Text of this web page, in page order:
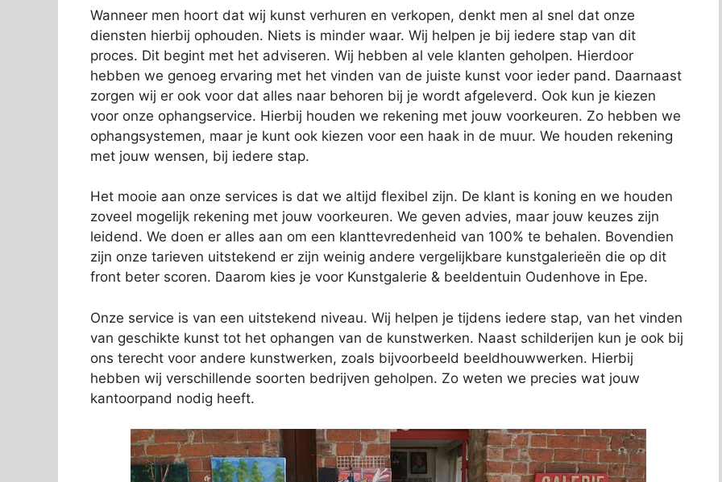
Wanneer men hoort dat wij kunst verhuren en verkopen, denkt men al snel dat onze
diensten hierbij ophouden. Niets is minder waar. Wij helpen je bij iedere stap van dit
proces. Dit begint met het adviseren. Wij hebben al vele klanten geholpen. Hierdoor
hebben we genoeg ervaring met het vinden van de juiste kunst voor ieder pand. Daarnaast
zorgen wij er ook voor dat alles naar behoren bij je wordt afgeleverd. Ook kun je kiezen
voor onze ophangservice. Hierbij houden we rekening met jouw voorkeuren. Zo hebben we
ophangsystemen, maar je kunt ook kiezen voor een haak in de muur. We houden rekening
met jouw wensen, bij iedere stap.
Het mooie aan onze services is dat we altijd flexibel zijn. De klant is koning en we houden
zoveel mogelijk rekening met jouw voorkeuren. We geven advies, maar jouw keuzes zijn
leidend. We doen er alles aan om een klanttevredenheid van 100% te behalen. Bovendien
zijn onze tarieven uitstekend er zijn weinig andere vergelijkbare kunstgalerieën die op dit
front beter scoren. Daarom kies je voor Kunstgalerie & beeldentuin Oudenhove in Epe.
Onze service is van een uitstekend niveau. Wij helpen je tijdens iedere stap, van het vinden
van geschikte kunst tot het ophangen van de kunstwerken. Naast schilderijen kun je ook bij
ons terecht voor andere kunstwerken, zoals bijvoorbeeld beeldhouwwerken. Hierbij
hebben wij verschillende soorten bedrijven geholpen. Zo weten we precies wat jouw
kantoorpand nodig heeft.